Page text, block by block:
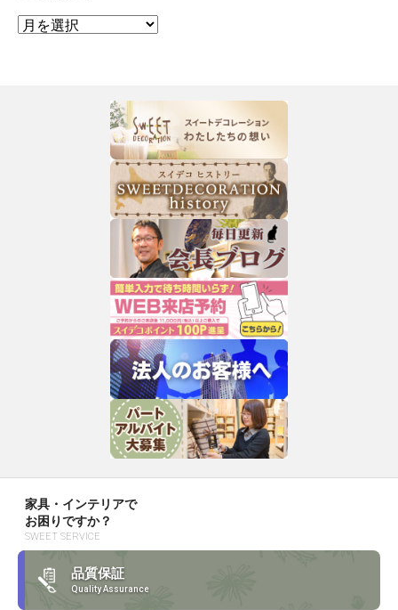
家具・インテリアで
お困りですか？
SWEET SERVICE
品質保証
Quality Assurance